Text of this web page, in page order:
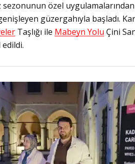
sezonunun özel
güzergahıyla başladı.
Taşlığı ile Mabeyn Yolu Çini